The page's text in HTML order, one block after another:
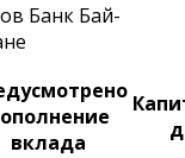
Банк Бай-
вклада